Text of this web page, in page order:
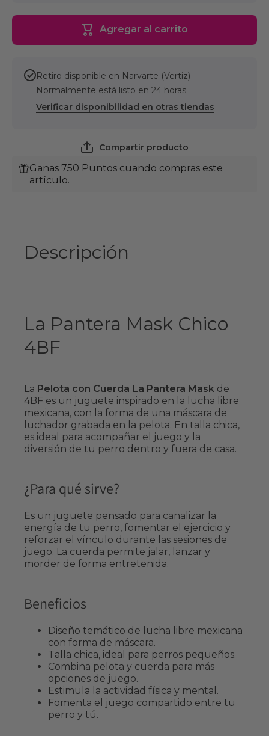
Mask
Agregar al carrito
Retiro disponible en Narvarte (Vertiz)
Normalmente está listo en 24 horas
Verificar disponibilidad en otras tiendas
Compartir producto
Ganas 750 Puntos cuando compras este
artículo.
Descripción
La Pantera Mask Chico
4BF
La Pelota con Cuerda La Pantera Mask de
4BF es un juguete inspirado en la lucha libre
mexicana, con la forma de una máscara de
luchador grabada en la pelota. En talla chica,
es ideal para acompañar el juego y la
diversión de tu perro dentro y fuera de casa.
¿Para qué sirve?
Es un juguete pensado para canalizar la
energía de tu perro, fomentar el ejercicio y
reforzar el vínculo durante las sesiones de
juego. La cuerda permite jalar, lanzar y
morder de forma entretenida.
Beneficios
Diseño temático de lucha libre mexicana
con forma de máscara.
Talla chica, ideal para perros pequeños.
Combina pelota y cuerda para más
opciones de juego.
Estimula la actividad física y mental.
Fomenta el juego compartido entre tu
perro y tú.